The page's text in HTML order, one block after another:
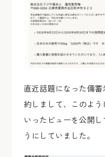
直近話題になった備
約しまして、このよう
いったビューを公開
うにしていました。